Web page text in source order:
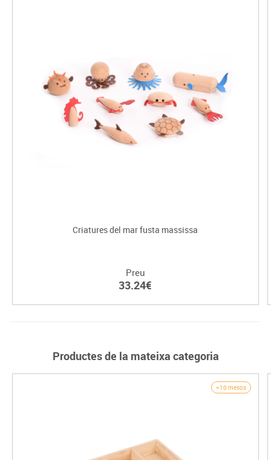
Criatures del mar fusta massissa
Preu
33.24€
Productes de la mateixa categoria
+10 mesos